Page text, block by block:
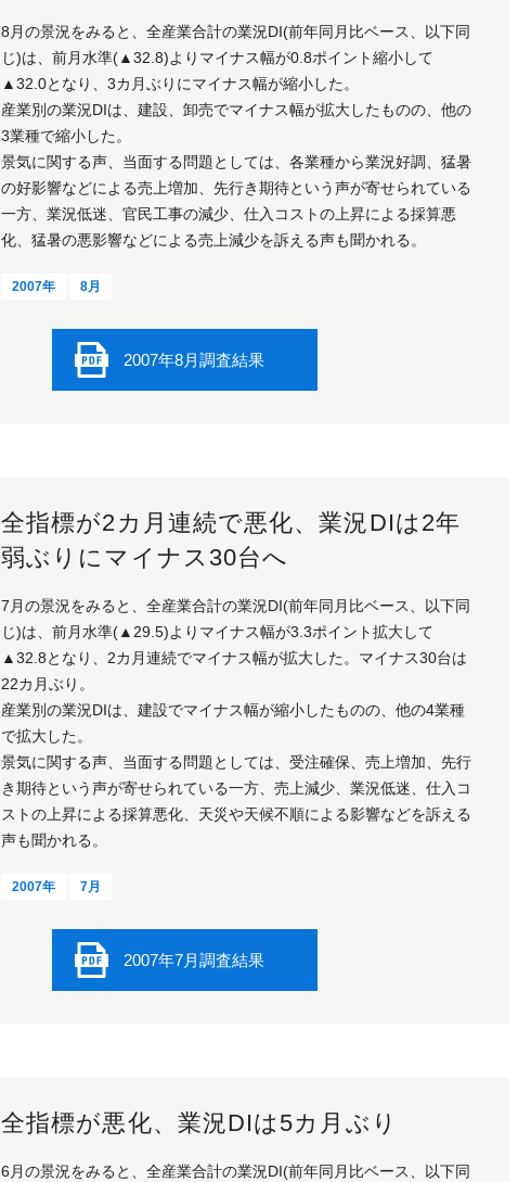
8月の景況をみると、全産業合計の業況DI(前年同月比ベース、以下同
じ)は、前月水準(▲32.8)よりマイナス幅が0.8ポイント縮小して
▲32.0となり、3カ月ぶりにマイナス幅が縮小した。
産業別の業況DIは、建設、卸売でマイナス幅が拡大したものの、他の
3業種で縮小した。
景気に関する声、当面する問題としては、各業種から業況好調、猛暑
の好影響などによる売上増加、先行き期待という声が寄せられている
一方、業況低迷、官民工事の減少、仕入コストの上昇による採算悪
化、猛暑の悪影響などによる売上減少を訴える声も聞かれる。
2007年 8月
2007年8月調査結果
全指標が2カ月連続で悪化、業況DIは2年
弱ぶりにマイナス30台へ
7月の景況をみると、全産業合計の業況DI(前年同月比ベース、以下同
じ)は、前月水準(▲29.5)よりマイナス幅が3.3ポイント拡大して
▲32.8となり、2カ月連続でマイナス幅が拡大した。マイナス30台は
22カ月ぶり。
産業別の業況DIは、建設でマイナス幅が縮小したものの、他の4業種
で拡大した。
景気に関する声、当面する問題としては、受注確保、売上増加、先行
き期待という声が寄せられている一方、売上減少、業況低迷、仕入コ
ストの上昇による採算悪化、天災や天候不順による影響などを訴える
声も聞かれる。
2007年 7月
2007年7月調査結果
全指標が悪化、業況DIは5カ月ぶり
6月の景況をみると、全産業合計の業況DI(前年同月比ベース、以下同